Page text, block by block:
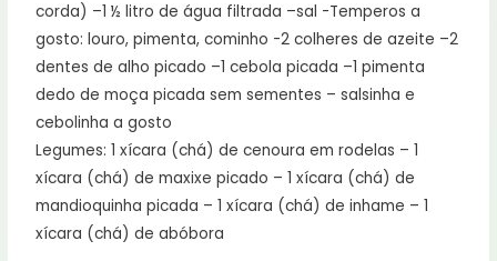
corda) –1 ½ litro de água filtrada –sal -Temperos a
gosto: louro, pimenta, cominho -2 colheres de azeite –2
dentes de alho picado –1 cebola picada –1 pimenta
dedo de moça picada sem sementes – salsinha e
cebolinha a gosto
Legumes: 1 xícara (chá) de cenoura em rodelas – 1
xícara (chá) de maxixe picado – 1 xícara (chá) de
mandioquinha picada – 1 xícara (chá) de inhame – 1
xícara (chá) de abóbora